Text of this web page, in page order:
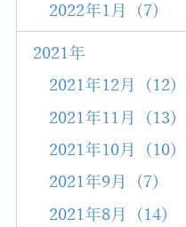
2022年1月 (7)
2021年
2021年12月 (12)
2021年11月 (13)
2021年10月 (10)
2021年9月 (7)
2021年8月 (14)